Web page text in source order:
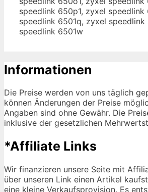
speedlink 650p1, zyxel speedlink
speedlink 6501q, zyxel speedlink
speedlink 6501w
Informationen
Die Preise werden von uns täglich
können Änderungen der Preise
Angaben sind ohne Gewähr. Die
inklusive der gesetzlichen
*Affiliate Links
Wir finanzieren unsere Seite mit
über unseren Link einen Artikel
eine kleine Verkaufsprovision. Es